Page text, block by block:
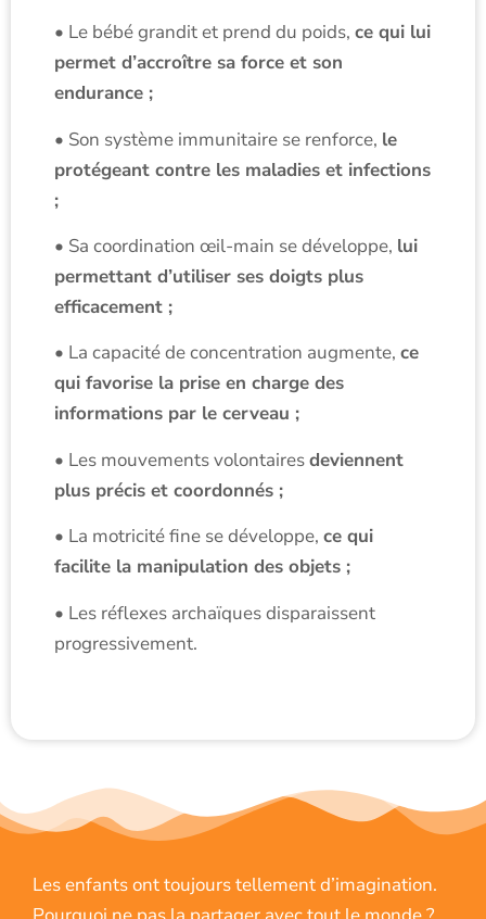
• Le bébé grandit et prend du poids, ce qui lui
permet d’accroître sa force et son
endurance ;
• Son système immunitaire se renforce, le
protégeant contre les maladies et infections
;
• Sa coordination œil-main se développe, lui
permettant d’utiliser ses doigts plus
efficacement ;
• La capacité de concentration augmente, ce
qui favorise la prise en charge des
informations par le cerveau ;
• Les mouvements volontairesdeviennent
plus précis et coordonnés ;
• La motricité fine se développe, ce qui
facilite la manipulation des objets ;
• Les réflexes archaïques disparaissent
progressivement.
Les enfants ont toujours tellement d’imagination.